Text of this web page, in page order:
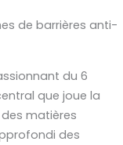
de barrières anti-
du 6
que joue la
matières
des